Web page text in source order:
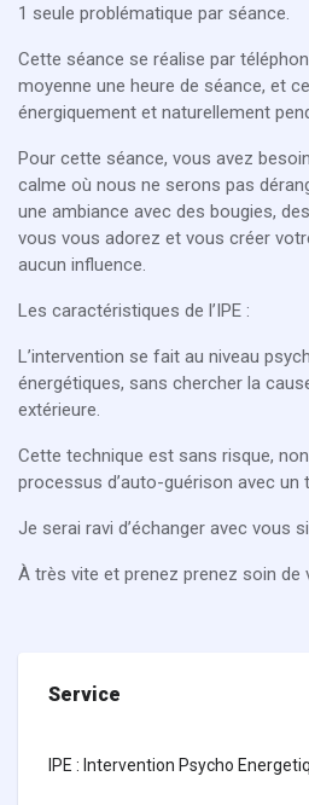
1 seule problématique par séance.
Cette séance se réalise par
moyenne une heure de séance, et
énergiquement et naturellement
Pour cette séance, vous avez
calme où nous ne serons pas
une ambiance avec des bougies,
vous vous adorez et vous créer
aucun influence.
Les caractéristiques de l’IPE :
L’intervention se fait au niveau
énergétiques, sans chercher la
extérieure.
Cette technique est sans risque,
processus d’auto-guérison avec un
Je serai ravi d’échanger avec vous
À très vite et prenez prenez soin de
Service
IPE : Intervention Psycho